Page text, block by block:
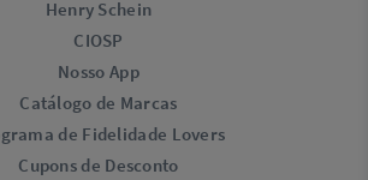
Henry Schein
CIOSP
Nosso App
Catálogo de Marcas
de Fidelidade Lovers​
Cupons de Desconto